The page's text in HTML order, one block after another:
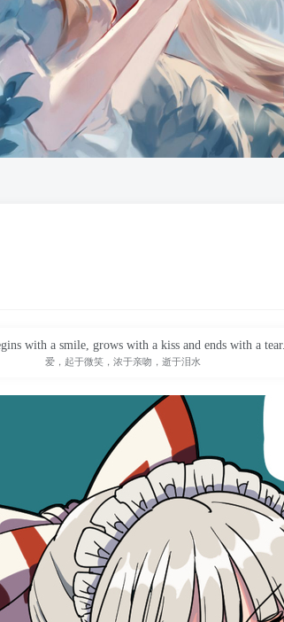
with a smile, grows with a kiss and ends with a tear.
爱，起于微笑，浓于亲吻，逝于泪水